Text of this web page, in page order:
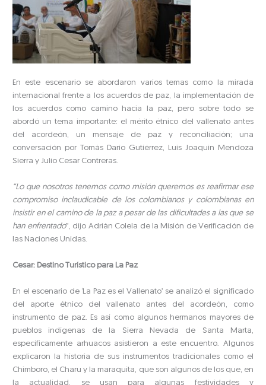
En este escenario se abordaron varios temas como la mirada
internacional frente a los acuerdos de paz, la implementación de
los acuerdos como camino hacia la paz, pero sobre todo se
abordó un tema importante: el mérito étnico del vallenato antes
del acordeón, un mensaje de paz y reconciliación; una
conversación por Tomás Darío Gutiérrez, Luis Joaquín Mendoza
Sierra y Julio Cesar Contreras.
“Lo que nosotros tenemos como misión queremos es reafirmar ese
compromiso inclaudicable de los colombianos y colombianas en
insistir en el camino de la paz a pesar de las dificultades a las que se
han enfrentado”, dijo Adrián Colela de la Misión de Verificación de
las Naciones Unidas.
Cesar: Destino Turístico para La Paz
En el escenario de ‘La Paz es el Vallenato’ se analizó el significado
del aporte étnico del vallenato antes del acordeón, como
instrumento de paz. Es así como algunos hermanos mayores de
pueblos indígenas de la Sierra Nevada de Santa Marta,
específicamente arhuacos asistieron a este encuentro. Algunos
explicaron la historia de sus instrumentos tradicionales como el
Chimboro, el Charu y la maraquita, que son algunos de los que, en
la actualidad, se usan para algunas festividades y